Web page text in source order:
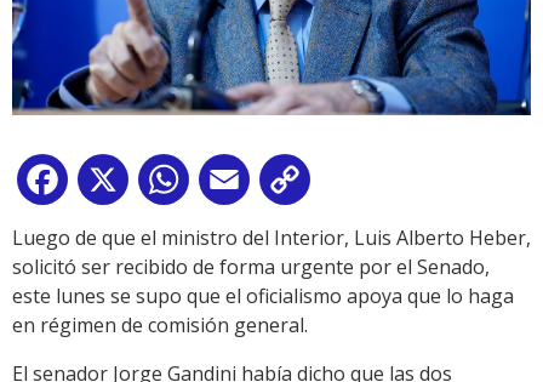
Facebook
X WhatsApp
Email
Link
Luego de que el ministro del Interior, Luis Alberto Heber,
solicitó ser recibido de forma urgente por el Senado,
este lunes se supo que el oficialismo apoya que lo haga
en régimen de comisión general.
El senador Jorge Gandini había dicho que las dos